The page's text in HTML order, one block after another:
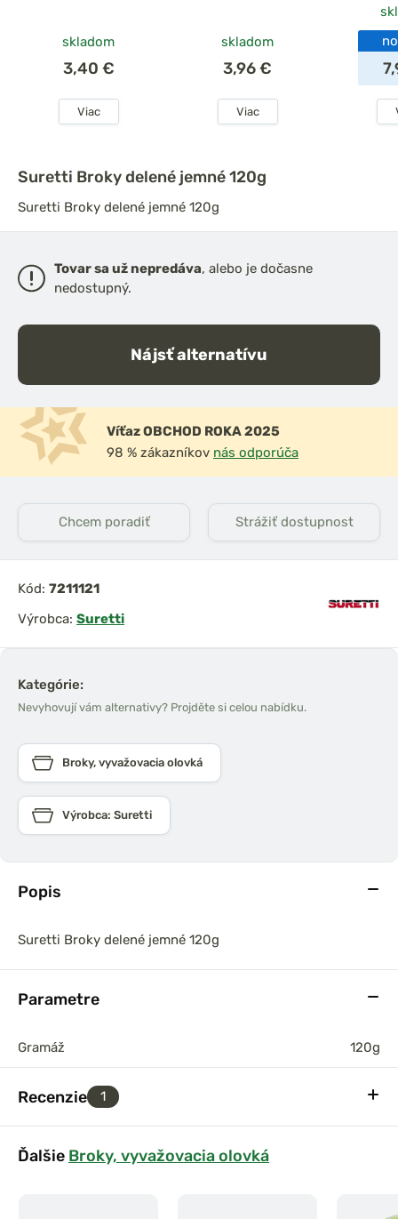
Popis
Suretti Broky delené jemné 120g
Parametre
Gramáž 120g
Recenzie 1
Ďalšie Broky, vyvažovacia olovká
skladom
3,40 €
Viac
skladom
3,96 €
Viac
Suretti Broky delené jemné 120g
Suretti Broky delené jemné 120g
Tovar sa už nepredáva, alebo je dočasne
nedostupný.
Nájsť alternatívu
Víťaz OBCHOD ROKA 2025
98 % zákazníkov nás odporúča
Chcem poradiť Strážiť dostupnost
Kód: 7211121
Výrobca: Suretti
Kategórie:
Nevyhovují vám alternativy? Projděte si celou nabídku.
Broky, vyvažovacia olovká
Výrobca: Suretti